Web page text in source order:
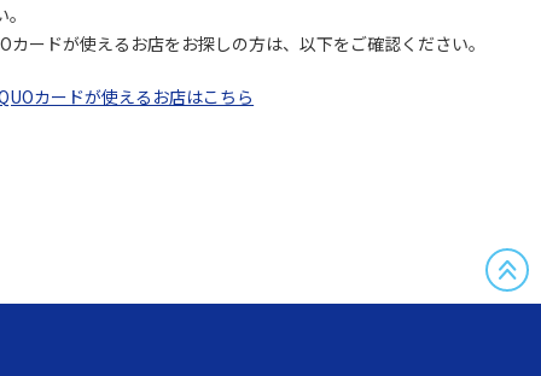
カードが使えるお店をお探しの方は、以下をご確認ください。
カードが使えるお店はこちら